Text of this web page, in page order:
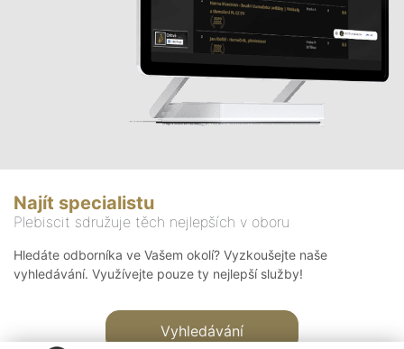
Najít specialistu
Plebiscit sdružuje těch nejlepších v oboru
Hledáte odborníka ve Vašem okolí? Vyzkoušejte naše
vyhledávání. Využívejte pouze ty nejlepší služby!
Vyhledávání